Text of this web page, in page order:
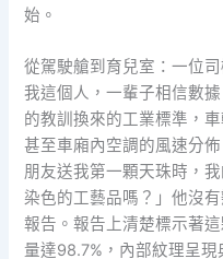
始。
從駕駛艙到育兒室：一位
我這個人，一輩子相信數
的教訓換來的工業標準，
甚至車廂內空調的風速分
朋友送我第一顆天珠時，
染色的工藝品嗎？」他沒
報告。報告上清楚標示著
量達98.7%，內部紋理呈